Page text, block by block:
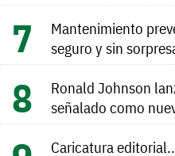
Mantenimiento
seguro y sin
Ronald Johnson
señalado como
Caricatura